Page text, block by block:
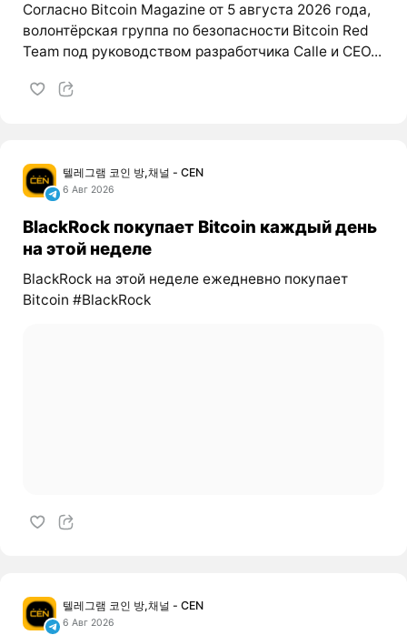
Согласно Bitcoin Magazine от 5 августа 2026 года,
волонтёрская группа по безопасности Bitcoin Red
Team под руководством разработчика Calle и CEO...
텔레그램 코인 방,채널 - CEN
6 Авг 2026
BlackRock покупает Bitcoin каждый день
на этой неделе
BlackRock на этой неделе ежедневно покупает
Bitcoin #BlackRock
텔레그램 코인 방,채널 - CEN
6 Авг 2026